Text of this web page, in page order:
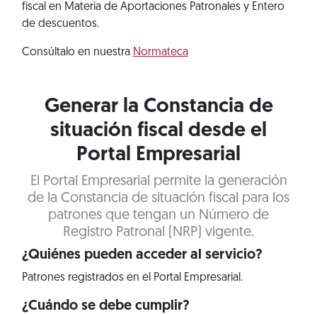
fiscal en Materia de Aportaciones Patronales y Entero
de descuentos.
Consúltalo en nuestra Normateca
Generar la Constancia de
situación fiscal desde el
Portal Empresarial
El Portal Empresarial permite la generación
de la Constancia de situación fiscal para los
patrones que tengan un Número de
Registro Patronal (NRP) vigente.
¿Quiénes pueden acceder al servicio?
Patrones registrados en el Portal Empresarial.
¿Cuándo se debe cumplir?